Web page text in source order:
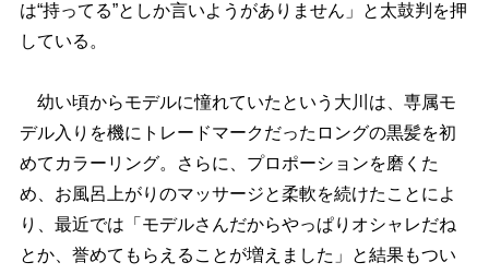
は“持ってる”としか言いようがありません」と太鼓判を押
している。
幼い頃からモデルに憧れていたという大川は、専属モ
デル入りを機にトレードマークだったロングの黒髪を初
めてカラーリング。さらに、プロポーションを磨くた
め、お風呂上がりのマッサージと柔軟を続けたことによ
り、最近では「モデルさんだからやっぱりオシャレだね
とか、誉めてもらえることが増えました」と結果もつい